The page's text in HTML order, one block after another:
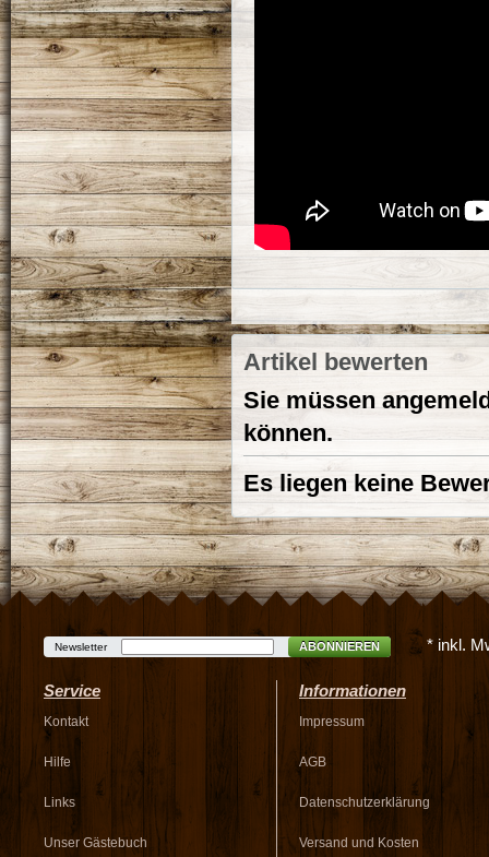
Artikel bewerten
Sie müssen
können.
Es liegen keine
Newsletter ABONNIEREN * inkl.
Service
Kontakt
Hilfe
Links
Unser Gästebuch
Informationen
Impressum
AGB
Datenschutzerklärung
Versand und Kosten